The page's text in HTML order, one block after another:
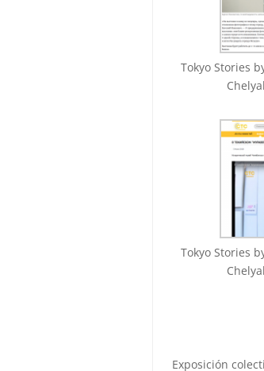
Tokyo Stories
Tokyo Stories
Exposición